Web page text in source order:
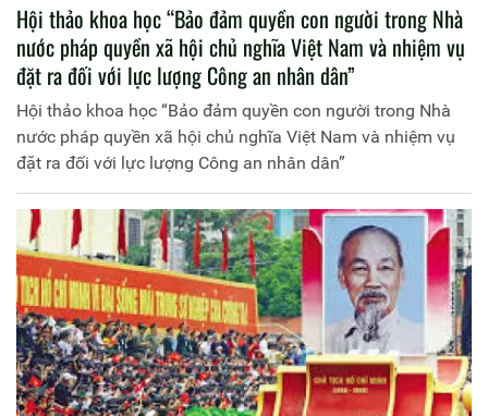
Hội thảo khoa học “Bảo đảm quyền con người trong Nhà
nước pháp quyền xã hội chủ nghĩa Việt Nam và nhiệm vụ
đặt ra đối với lực lượng Công an nhân dân”
Hội thảo khoa học “Bảo đảm quyền con người trong Nhà
nước pháp quyền xã hội chủ nghĩa Việt Nam và nhiệm vụ
đặt ra đối với lực lượng Công an nhân dân”